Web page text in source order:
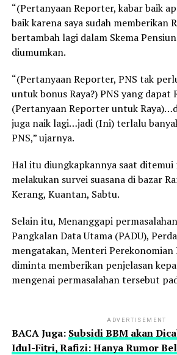
“(Pertanyaan Reporter, kabar baik
baik karena saya sudah memberikan
bertambah lagi dalam Skema
diumumkan.
“(Pertanyaan Reporter, PNS tak
untuk bonus Raya?) PNS yang dapat
(Pertanyaan Reporter untuk
juga naik lagi…jadi (Ini) terlalu
PNS,” ujarnya.
Hal itu diungkapkannya saat ditemui
melakukan survei suasana di bazar
Kerang, Kuantan, Sabtu.
Selain itu, Menanggapi
Pangkalan Data Utama (PADU),
mengatakan, Menteri Perekonomian
diminta memberikan penjelasan
mengenai permasalahan tersebut
ADVERTISEMENT
BACA Juga: Subsidi BBM akan
Idul-Fitri, Rafizi: Hanya Rumor